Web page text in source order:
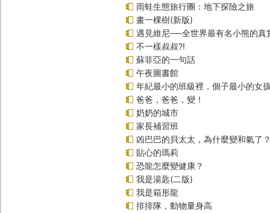
雨蛙生態旅行團：地下探險之旅
畫一棵樹(新版)
遇見維尼──全世界最有名小熊的真
不一樣叔叔?!
蘇菲亞的一句話
午夜圖書館
年紀最小的班級裡，個子最小的女
爸爸，爸爸，變！
奶奶的城市
家長補習班
凶巴巴的貝太太，為什麼變和氣了
貼心的瑪莉
恐龍怎麼變健康？
我是湯匙(二版)
我是箱形龍
排排隊，動物量身高